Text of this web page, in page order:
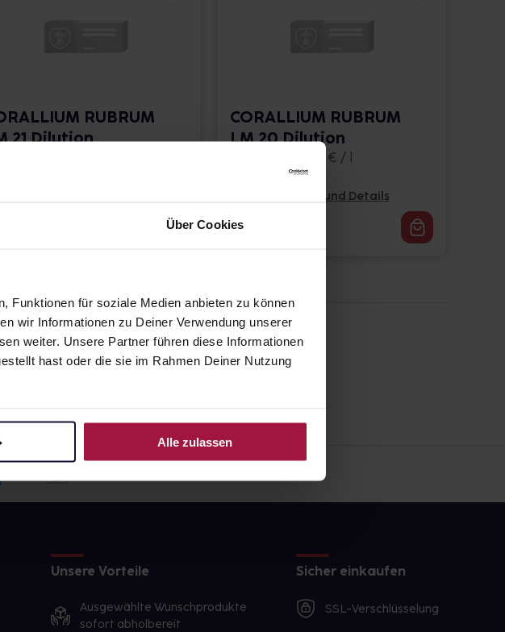
Über Cookies
Funktionen für soziale Medien anbieten zu können
wir Informationen zu Deiner Verwendung unserer
weiter. Unsere Partner führen diese Informationen
hast oder die sie im Rahmen Deiner Nutzung
Alle zulassen
RUBRUM
21 Dilution
CORALLIUM RUBRUM
LM 20 Dilution
10 ml • 1.662,00 € / l
Pflichtangaben und Details
16,62
Unsere Vorteile
Ausgewählte Wunschprodukte
sofort abholbereit
Sicher einkaufen
SSL-Verschlüsselung